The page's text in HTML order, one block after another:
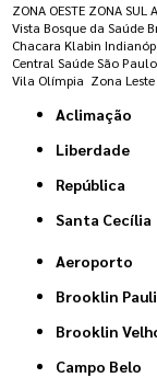
ZONA OESTE ZONA SUL
Vista Bosque da Saúde
Chacara Klabin
Central Saúde São Paulo
Vila Olímpia Zona Leste
Aclimação
Liberdade
República
Santa Cecília
Aeroporto
Brooklin
Brooklin
Campo Belo